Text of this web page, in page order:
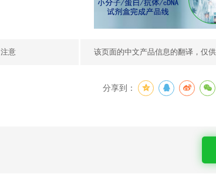
注意 该页面的中文产品信息的翻译，仅
分享到：